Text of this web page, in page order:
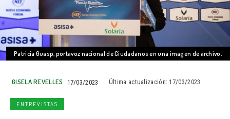
Patricia Guasp, portavoz nacional de Ciudadanos en una imagen de archivo.
GISELA REVELLES 17/03/2023 Última actualización: 17/03/2023
ENTREVISTAS